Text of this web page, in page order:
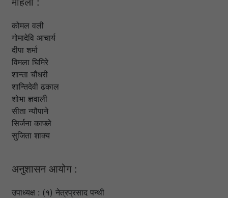
कोमल वली
गोमादेवि आचार्य
दीपा शर्मा
विमला घिमिरे
शान्ता चौधरी
शान्तिदेवी ढकाल
शोभा ज्ञवाली
सीता न्यौपाने
सिर्जना काफ्ले
सुजिता शाक्य
अनुशासन आयोग :
उपाध्यक्ष : (१) नेत्रप्रसाद पन्थी